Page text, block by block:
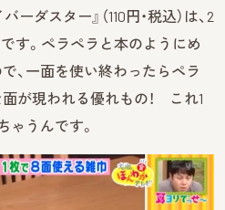
ダスター』（110円・税込）は、2
す。ペラペラと本のようにめ
、一面を使い終わったらペラ
が現われる優れもの！ これ1
ゃうんです。